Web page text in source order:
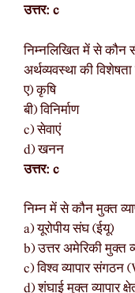
उत्तर: c
निम्नलिखित में से कौन
अर्थव्यवस्था की
ए) कृषि
बी) विनिर्माण
c) सेवाएं
d) खनन
उत्तर: c
निम्न में से कौन मुक्त
a) यूरोपीय संघ (ईयू)
b) उत्तर अमेरिकी मुक्त
c) विश्व व्यापार संगठन
d) शंघाई मुक्त व्यापार